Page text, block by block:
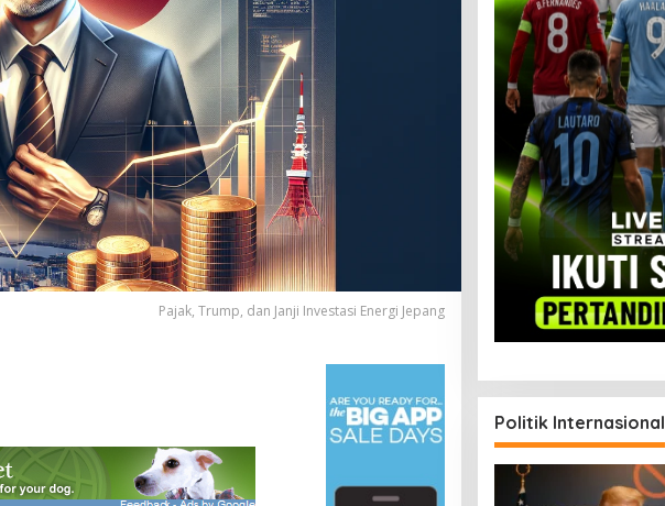
Pajak, Trump, dan Janji Investasi Energi Jepang
Politik Internasional